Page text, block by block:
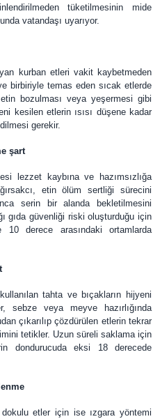
tüketilmesinin mide
vatandaşı uyarıyor.
kurban etleri vakit kaybetmeden
birbiriyle temas eden sıcak etlerde
bozulması veya yeşermesi gibi
kesilen etlerin ısısı düşene kadar
gerekir.
şart
lezzet kaybına ve hazımsızlığa
etin ölüm sertliği sürecini
serin bir alanda bekletilmesini
gıda güvenliği riski oluşturduğu için
derece arasındaki ortamlarda
tahta ve bıçakların hijyeni
sebze veya meyve hazırlığında
çıkarılıp çözdürülen etlerin tekrar
tetikler. Uzun süreli saklama için
dondurucuda eksi 18 derecede
etler için ise ızgara yöntemi